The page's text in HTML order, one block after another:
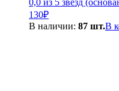
0,0 из 5 звёзд
130₽
В наличии: 87 шт.В